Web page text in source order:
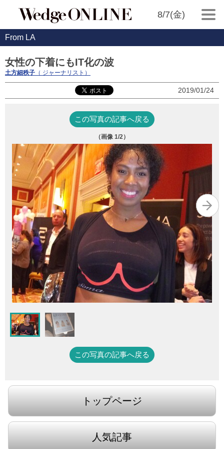
8/7(金)
From LA
女性の下着にもIT化の波
土方細秩子 （ ジャーナリスト）
2019/01/24
この写真の記事へ戻る
（画像 1/2）
この写真の記事へ戻る
トップページ
人気記事